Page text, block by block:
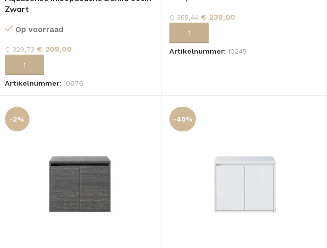
Zwart
Op voorraad
€329,73 € 209,00
TOEVOEGEN AAN WINKELWAGEN
Artikelnummer: 10676
€355,44 € 239,00
TOEVOEGEN AAN WINKELWAGEN
Artikelnummer:10245
-2% -40%